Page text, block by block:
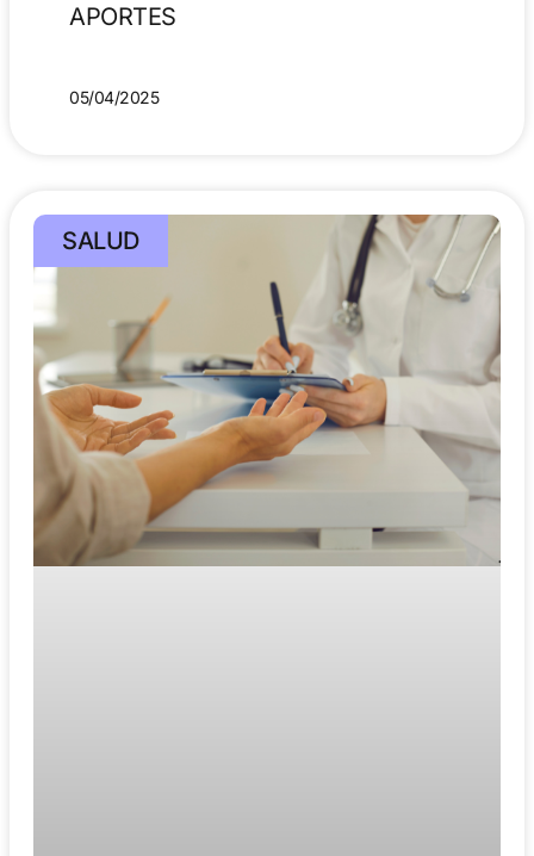
APORTES
05/04/2025
SALUD